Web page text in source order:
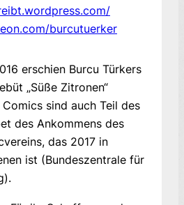
burcutuerker
erschien Burcu Türkers
„Süße Zitronen“
sind auch Teil des
des Ankommens des
das 2017 in
ist (Bundeszentrale für